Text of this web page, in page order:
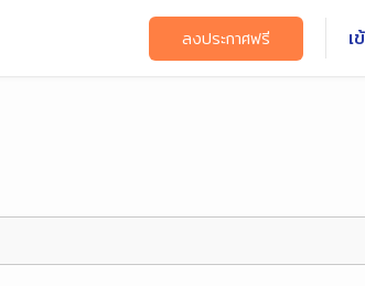
ลงประกาศฟรี เ